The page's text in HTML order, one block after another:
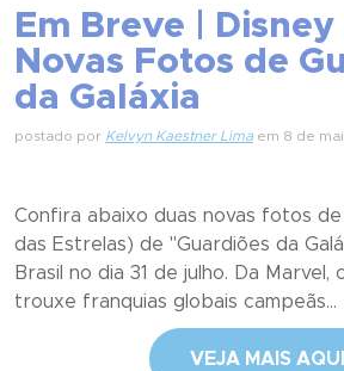
Em Breve |
Novas Fotos de
da Galáxia
postado por Kelvyn Kaestner Lima em 8 de
Confira abaixo duas novas fotos
das Estrelas) de "Guardiões da
Brasil no dia 31 de julho. Da Marvel,
trouxe franquias globais campeãs...
VEJA MAIS AQUI